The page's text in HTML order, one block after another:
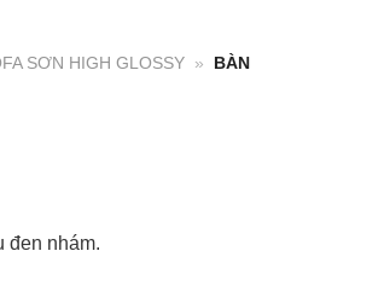
SƠN HIGH GLOSSY »
BÀN
đen nhám.